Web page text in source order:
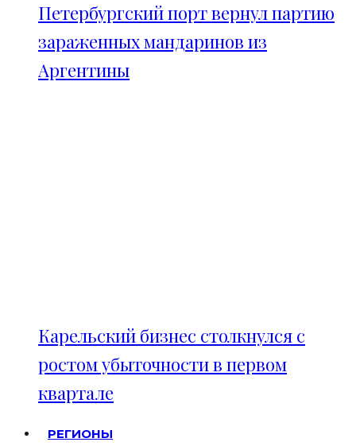
Петербургский порт вернул партию
зараженных мандаринов из
Аргентины
Карельский бизнес столкнулся с
ростом убыточности в первом
квартале
РЕГИОНЫ